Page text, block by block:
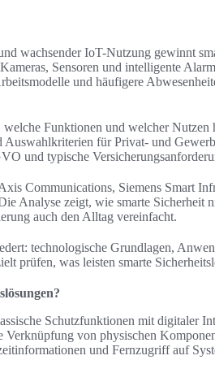
wachsender IoT-Nutzung gewinnt
Sensoren und intelligente
und häufigere
Funktionen und welcher Nutzen
Auswahlkriterien für Privat- und
und typische
Communications, Siemens Smart
Analyse zeigt, wie smarte Sicherheit
auch den Alltag vereinfacht.
technologische Grundlagen,
prüfen, was leisten smarte
Schutzfunktionen mit digitaler
Verknüpfung von physischen
und Fernzugriff auf